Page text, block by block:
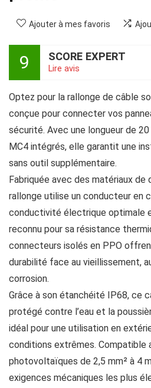
Ajouter à mes favoris
9 SCORE EXPERT
Lire avis
Optez pour la rallonge de câble
conçue pour connecter vos
sécurité. Avec une longueur de
MC4 intégrés, elle garantit une
sans outil supplémentaire.
Fabriquée avec des matériaux
rallonge utilise un conducteur en
conductivité électrique optimale
reconnu pour sa résistance
connecteurs isolés en PPO
durabilité face au vieillissement,
corrosion.
Grâce à son étanchéité IP68, ce
protégé contre l’eau et la
idéal pour une utilisation en
conditions extrêmes. Compatible
photovoltaïques de 2,5 mm² à 4
exigences mécaniques les plus